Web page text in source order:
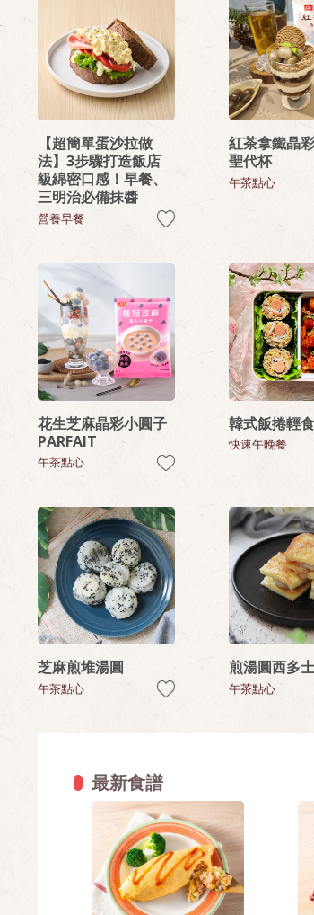
【超簡單蛋沙拉做
法】3步驟打造飯店
級綿密口感！早餐、
三明治必備抹醬
營養早餐
紅茶拿鐵晶
聖代杯
午茶點心
花生芝麻晶彩小圓子
PARFAIT
午茶點心
韓式飯捲輕
快速午晚餐
芝麻煎堆湯圓
午茶點心
煎湯圓西多士
午茶點心
最新食譜